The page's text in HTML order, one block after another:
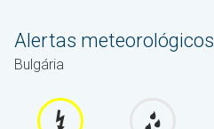
Alertas meteorológicos
Bulgária